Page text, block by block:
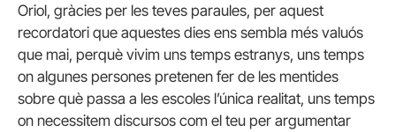
Oriol, gràcies per les teves paraules, per aquest
recordatori que aquestes dies ens sembla més valuós
que mai, perquè vivim uns temps estranys, uns temps
on algunes persones pretenen fer de les mentides
sobre què passa a les escoles l’única realitat, uns temps
on necessitem discursos com el teu per argumentar